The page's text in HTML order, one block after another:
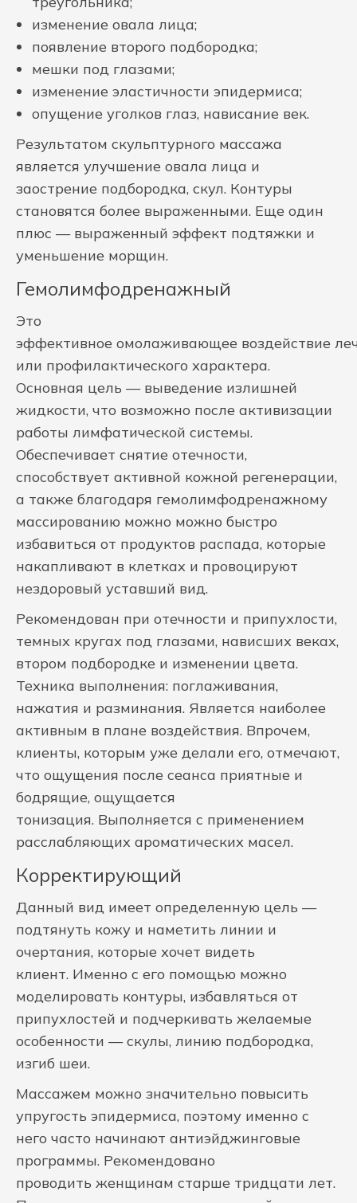
изменение овала лица;
появление второго подбородка;
мешки под глазами;
изменение эластичности эпидермиса;
опущение уголков глаз, нависание век.
Результатом скульптурного массажа
является улучшение овала лица и
заострение подбородка, скул. Контуры
становятся более выраженными. Еще один
плюс — выраженный эффект подтяжки и
уменьшение морщин.
Гемолимфодренажный
Это
эффективное омолаживающее воздействие
или профилактического характера.
Основная цель — выведение излишней
жидкости, что возможно после активизации
работы лимфатической системы.
Обеспечивает снятие отечности,
способствует активной кожной регенерации,
а также благодаря гемолимфодренажному
массированию можно можно быстро
избавиться от продуктов распада, которые
накапливают в клетках и провоцируют
нездоровый уставший вид.
Рекомендован при отечности и припухлости,
темных кругах под глазами, нависших веках,
втором подбородке и изменении цвета.
Техника выполнения: поглаживания,
нажатия и разминания. Является наиболее
активным в плане воздействия. Впрочем,
клиенты, которым уже делали его, отмечают,
что ощущения после сеанса приятные и
бодрящие, ощущается
тонизация. Выполняется с применением
расслабляющих ароматических масел.
Корректирующий
Данный вид имеет определенную цель —
подтянуть кожу и наметить линии и
очертания, которые хочет видеть
клиент. Именно с его помощью можно
моделировать контуры, избавляться от
припухлостей и подчеркивать желаемые
особенности — скулы, линию подбородка,
изгиб шеи.
Массажем можно значительно повысить
упругость эпидермиса, поэтому именно с
него часто начинают антиэйджинговые
программы. Рекомендовано
проводить женщинам старше тридцати лет.